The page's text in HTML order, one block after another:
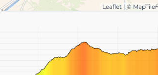
Leaflet | © MapTiler